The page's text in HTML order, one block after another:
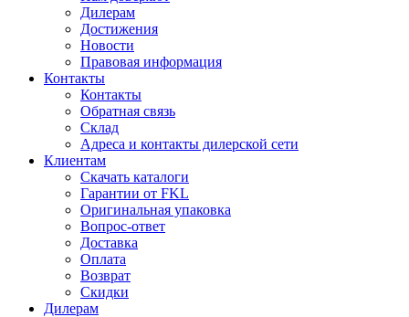
Дилерам
Достижения
Новости
Правовая информация
Контакты
Контакты
Обратная связь
Склад
Адреса и контакты дилерской сети
Клиентам
Скачать каталоги
Гарантии от FKL
Оригинальная упаковка
Вопрос-ответ
Доставка
Оплата
Возврат
Скидки
Дилерам